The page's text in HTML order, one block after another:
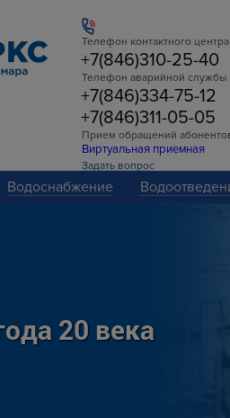
Телефон контактного центра
+7(846)310-25-40
Телефон аварийной службы
+7(846)334-75-12
+7(846)311-05-05
Прием обращений
Виртуальная приемная
Задать вопрос
Водоснабжение
20 века